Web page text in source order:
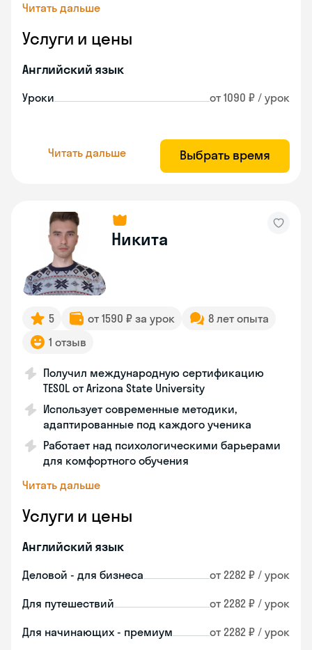
Читать дальше
Услуги и цены
Английский язык
Уроки от 1090 ₽ / урок
Читать дальше Выбрать время
Никита
5 от 1590 ₽ за урок
8 лет опыта
1 отзыв
Получил международную сертификацию
TESOL от Arizona State University
Использует современные методики,
адаптированные под каждого ученика
Работает над психологическими барьерами
для комфортного обучения
Читать дальше
Услуги и цены
Английский язык
Деловой - для бизнеса от 2282 ₽ / урок
Для путешествий от 2282 ₽ / урок
Для начинающих - премиум от 2282 ₽ / урок